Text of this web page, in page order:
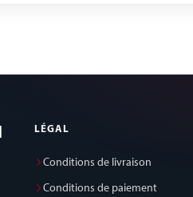
LÉGAL
Conditions de livraison
Conditions de paiement